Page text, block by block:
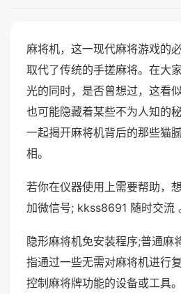
麻将机，这一现代麻将游戏的
取代了传统的手搓麻将。在大
光的同时，是否曾想过，这看
也可能隐藏着某些不为人知的
一起揭开麻将机背后的那些猫
相。
若你在仪器使用上需要帮助，
加微信号; kkss8691 随时交流
隐形麻将机免安装程序;普通麻
指通过一些无需对麻将机进行
控制麻将牌功能的设备或工具。